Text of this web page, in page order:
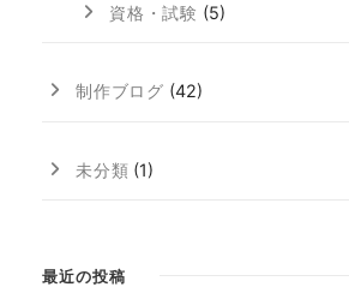
資格・試験 (5)
制作ブログ (42)
未分類 (1)
最近の投稿